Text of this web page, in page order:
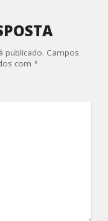
publicado. Campos
com*